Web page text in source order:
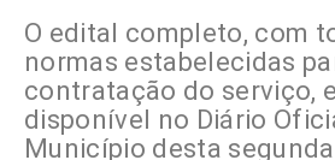
O edital completo, com
normas estabelecidas
contratação do serviço,
disponível no Diário
Município desta